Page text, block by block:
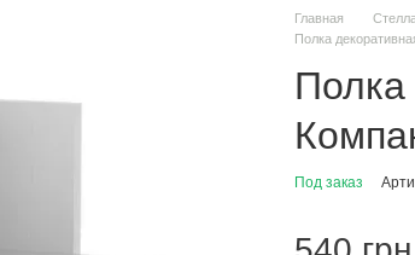
Главная
Полка
Полка
Под заказ